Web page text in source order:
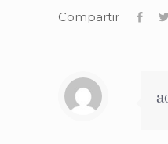
Compartir